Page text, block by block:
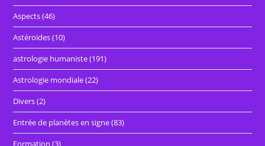
Aspects(46)
Astéroïdes(10)
astrologie humaniste(191)
Astrologie mondiale(22)
Divers(2)
Entrée de planètes en signe(83)
Formation (3)